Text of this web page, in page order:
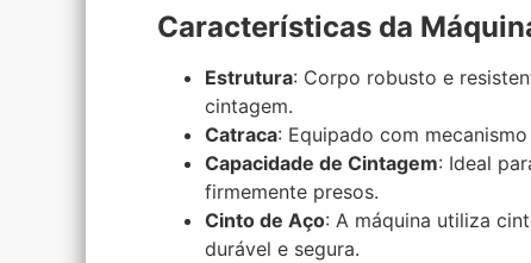
Características da
Estrutura: Corpo robusto e
cintagem.
Catraca: Equipado com
Capacidade de Cintagem: Ideal
firmemente presos.
Cinto de Aço: A máquina utiliza
durável e segura.